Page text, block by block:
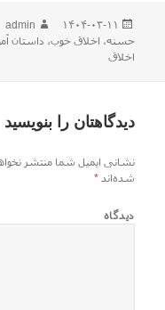
ارسال
شده
در
۱۴۰۴-۰۳-۱۱ نویسنده
admin
حسنه، اخلاق خوب، داستان
اخلاق
دیدگاهتان را بنویسید
نشانی ایمیل شما منتشر
شده‌اند*
دیدگاه